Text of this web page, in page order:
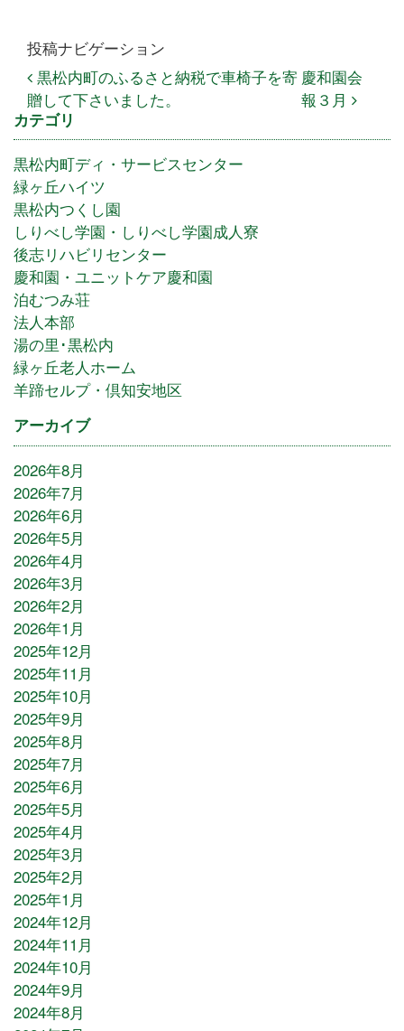
投稿ナビゲーション
黒松内町のふるさと納税で車椅子を寄
贈して下さいました。
慶和園会
報３月
カテゴリ
黒松内町ディ・サービスセンター
緑ヶ丘ハイツ
黒松内つくし園
しりべし学園・しりべし学園成人寮
後志リハビリセンター
慶和園・ユニットケア慶和園
泊むつみ荘
法人本部
湯の里･黒松内
緑ヶ丘老人ホーム
羊蹄セルプ・倶知安地区
アーカイブ
2026年8月
2026年7月
2026年6月
2026年5月
2026年4月
2026年3月
2026年2月
2026年1月
2025年12月
2025年11月
2025年10月
2025年9月
2025年8月
2025年7月
2025年6月
2025年5月
2025年4月
2025年3月
2025年2月
2025年1月
2024年12月
2024年11月
2024年10月
2024年9月
2024年8月